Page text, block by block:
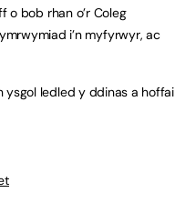
o bob rhan o’r Coleg
i’n myfyrwyr, ac
ysgol ledled y ddinas a hoffai